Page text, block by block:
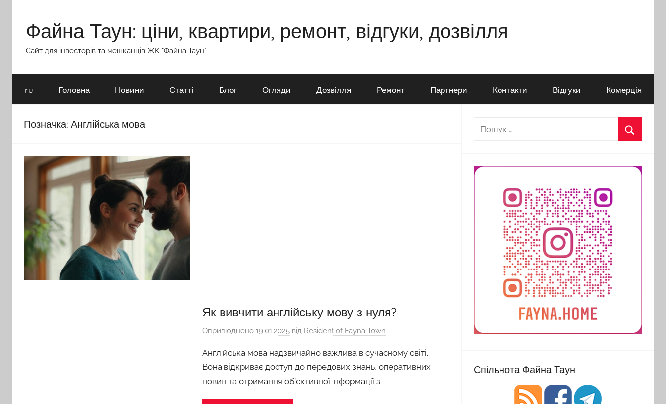
вмістуФайна Таун: ціни, квартири, ремонт, відгуки, дозвілля
Сайт для інвесторів та мешканців ЖК "Файна Таун"
ru Головна Новини Статті Блог Огляди Дозвілля Ремонт Партнери Контакти Відгуки Комерція
Позначка: Англійська мова
Як вивчити англійську мову з нуля?
Оприлюднено19.01.2025 від Resident of Fayna Town
Англійська мова надзвичайно важлива в сучасному світі.
Вона відкриває доступ до передових знань, оперативних
новин та отримання об’єктивної інформації з
Пошук:
Спільнота Файна Таун